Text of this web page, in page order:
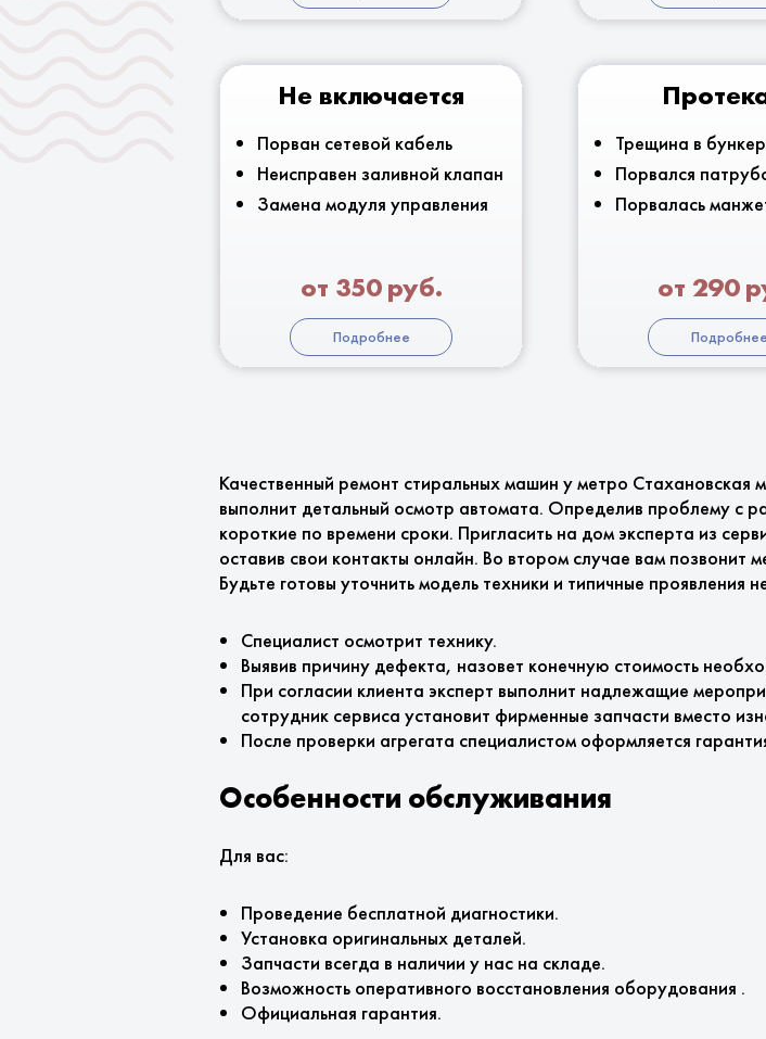
Не включается
Порван сетевой кабель
Неисправен заливной клапан
Замена модуля управления
от 350 руб.
Подробнее
Трещина в
Порвался
Порвалась
от 290
Подробнее
Качественный ремонт стиральных машин у метро
выполнит детальный осмотр автомата. Определив проблему с
короткие по времени сроки. Пригласить на дом эксперта из
оставив свои контакты онлайн. Во втором случае вам
Будьте готовы уточнить модель техники и типичные
Специалист осмотрит технику.
Выявив причину дефекта, назовет конечную стоимость
При согласии клиента эксперт выполнит надлежащие
сотрудник сервиса установит фирменные запчасти вместо
После проверки агрегата специалистом оформляется
Особенности обслуживания
Для вас:
Проведение бесплатной диагностики.
Установка оригинальных деталей.
Запчасти всегда в наличии у нас на складе.
Возможность оперативного восстановления оборудования .
Официальная гарантия.